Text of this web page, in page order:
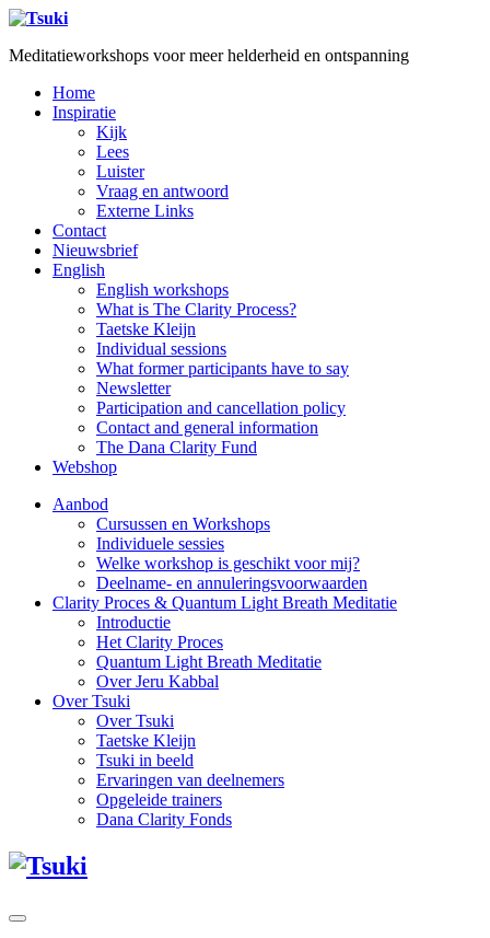
Meditatieworkshops voor meer helderheid en ontspanning
Home
Inspiratie
Kijk
Lees
Luister
Vraag en antwoord
Externe Links
Contact
Nieuwsbrief
English
English workshops
What is The Clarity Process?
Taetske Kleijn
Individual sessions
What former participants have to say
Newsletter
Participation and cancellation policy
Contact and general information
The Dana Clarity Fund
Webshop
Aanbod
Cursussen en Workshops
Individuele sessies
Welke workshop is geschikt voor mij?
Deelname- en annuleringsvoorwaarden
Clarity Proces & Quantum Light Breath Meditatie
Introductie
Het Clarity Proces
Quantum Light Breath Meditatie
Over Jeru Kabbal
Over Tsuki
Over Tsuki
Taetske Kleijn
Tsuki in beeld
Ervaringen van deelnemers
Opgeleide trainers
Dana Clarity Fonds